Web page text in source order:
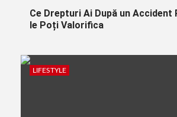
Ce Drepturi Ai După un Accident
le Poți Valorifica
LIFESTYLE